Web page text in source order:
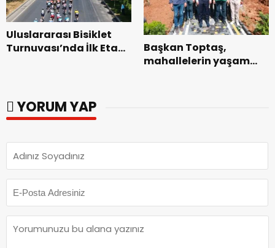
Uluslararası Bisiklet
Turnuvası’nda İlk Etap
Başkan Toptaş,
mahallelerin yaşam
YORUM YAP